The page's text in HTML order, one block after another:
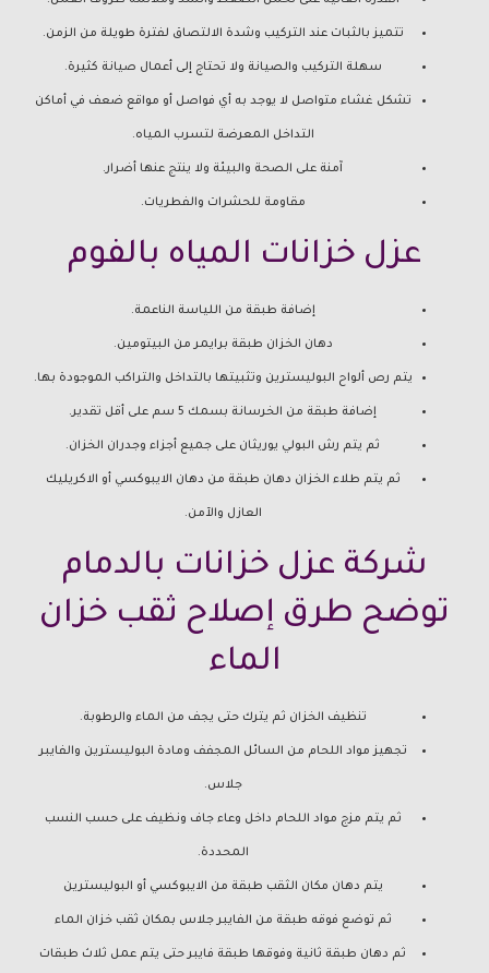
تتميز بالثبات عند التركيب وشدة الالتصاق لفترة طويلة من الزمن.
سهلة التركيب والصيانة ولا تحتاج إلى أعمال صيانة كثيرة.
تشكل غشاء متواصل لا يوجد به أي فواصل أو مواقع ضعف في أماكن
التداخل المعرضة لتسرب المياه.
آمنة على الصحة والبيئة ولا ينتج عنها أضرار.
مقاومة للحشرات والفطريات.
عزل خزانات المياه بالفوم
إضافة طبقة من اللياسة الناعمة.
دهان الخزان طبقة برايمر من البيتومين.
يتم رص ألواح البوليسترين وتثبيتها بالتداخل والتراكب الموجودة بها.
إضافة طبقة من الخرسانة بسمك 5 سم على أقل تقدير.
ثم يتم رش البولي يوريثان على جميع أجزاء وجدران الخزان.
ثم يتم طلاء الخزان دهان طبقة من دهان الايبوكسي أو الاكريليك
العازل والآمن.
شركة عزل خزانات بالدمام
توضح طرق إصلاح ثقب خزان
الماء
تنظيف الخزان ثم يترك حتى يجف من الماء والرطوبة.
تجهيز مواد اللحام من السائل المجفف ومادة البوليسترين والفايبر
جلاس.
ثم يتم مزج مواد اللحام داخل وعاء جاف ونظيف على حسب النسب
المحددة.
يتم دهان مكان الثقب طبقة من الايبوكسي أو البوليسترين
ثم توضع فوقه طبقة من الفايبر جلاس بمكان ثقب خزان الماء
ثم دهان طبقة ثانية وفوقها طبقة فايبر حتى يتم عمل ثلاث طبقات